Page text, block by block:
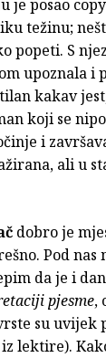
je posao
težinu;
popeti. S
upoznala i
kakav
koji se
i
ali u
dobro je
Pod nas
da je i
pjesme,
su uvijek
lektire).